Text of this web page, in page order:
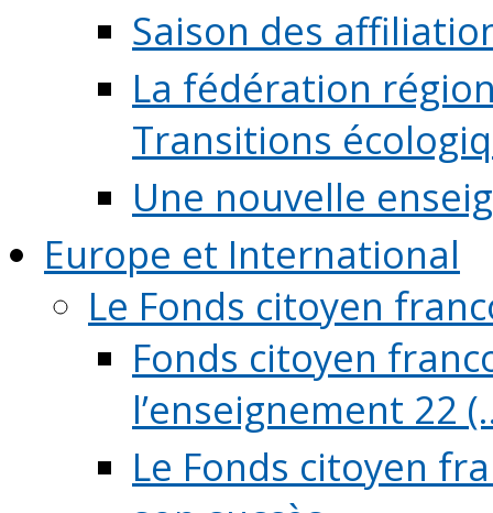
Saison des
La fédération
Transitions
Une nouvelle
Europe et International
Le Fonds citoyen
Fonds citoyen
l’enseignement 22
Le Fonds citoyen